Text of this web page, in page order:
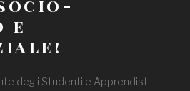
e
degli Studenti e Apprendisti